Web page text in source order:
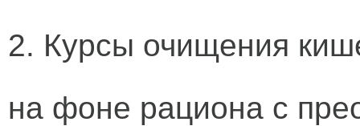
2. Курсы очищения
на фоне рациона с